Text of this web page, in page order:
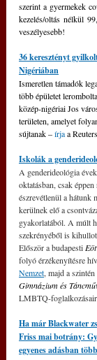
szerint a gyermekek
kezelés/oltás nélkül
veszélyesebb!
36 keresztényt
Nigériában
Ismeretlen támadók
több épületet
közép-nigériai Jos
területen, amelyet
sújtanak – írja a
Iskolák a
A genderideológia
oktatásban, csak
észrevétlenül a hátunk
kerülnek elő a
gyakorlatából. A múlt
szekrényéből is
Először a budapesti
folyó érzékenyítésre
Nemzet, majd a
Gimnázium és
LMBTQ-
Ha már Blackwater
Friss mai botrány:
egyenes adásban